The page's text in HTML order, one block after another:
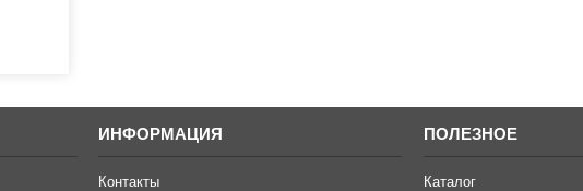
ИНФОРМАЦИЯ
Контакты
ПОЛЕЗНОЕ
Каталог